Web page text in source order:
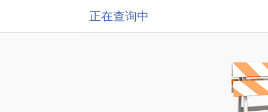
正在查询中